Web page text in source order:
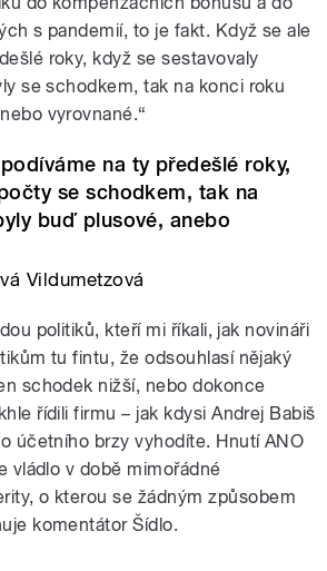
s pandemií, to je fakt. Když se ale
roky, když se sestavovaly
se schodkem, tak na konci roku
vyrovnané.“
na ty předešlé roky,
se schodkem, tak na
buď plusové, anebo
Vildumetzová
politiků, kteří mi říkali, jak novináři
tu fintu, že odsouhlasí nějaký
schodek nižší, nebo dokonce
řídili firmu – jak kdysi Andrej Babiš
účetního brzy vyhodíte. Hnutí ANO
vládlo v době mimořádné
o kterou se žádným způsobem
komentátor Šídlo.